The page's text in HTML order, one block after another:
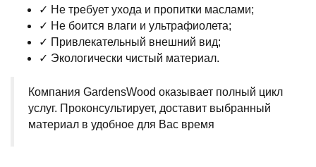
✓ Не требует ухода и пропитки маслами;
✓ Не боится влаги и ультрафиолета;
✓ Привлекательный внешний вид;
✓ Экологически чистый материал.
Компания GardensWood оказывает полный цикл
услуг. Проконсультирует, доставит выбранный
материал в удобное для Вас время